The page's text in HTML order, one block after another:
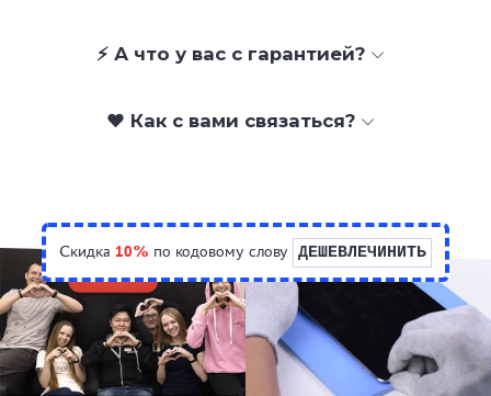
⚡ А что у вас с гарантией?
❤️ Как с вами связаться?
Скидка 10% по кодовому слову ДЕШЕВЛЕЧИНИТЬ